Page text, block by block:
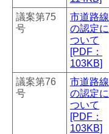
議案第75
号
市道路線
の認定に
ついて
[PDF：
103KB]
議案第76
号
市道路線
の認定に
ついて
[PDF：
103KB]